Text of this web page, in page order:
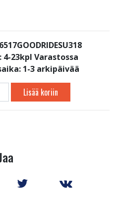
4-23kpl Varastossa
1-3 arkipäivää
Lisää koriin